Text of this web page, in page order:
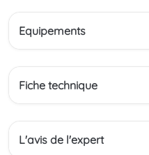
Equipements
Fiche technique
L'avis de l'expert